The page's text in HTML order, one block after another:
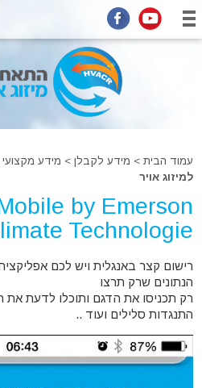
עמוד הבית > מידע לקבלן > מידע
למיזוג אויר
by Emerson
Technologie
רישום קצר באנגלית ויש לכם
הנתונים שרק תרצו
רק תכניסו את הדגם ותוכלו לדעת את
התנגדות סלילים ועוד ..